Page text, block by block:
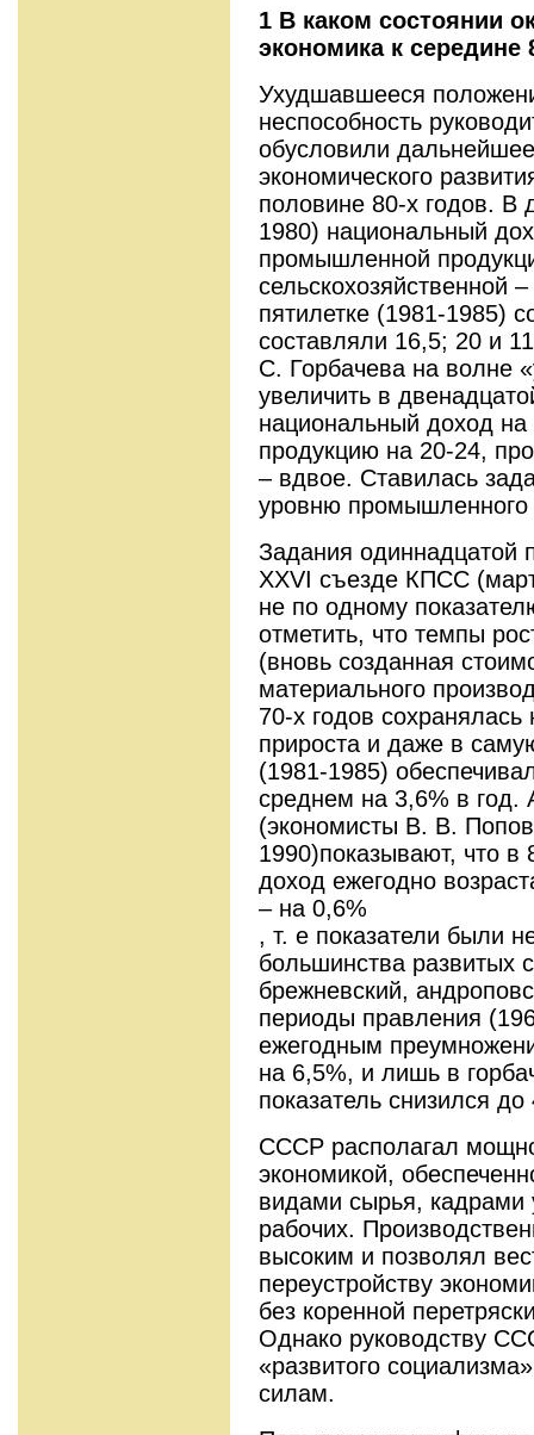
1 В каком состоянии
экономика к середине
Ухудшавшееся
неспособность
обусловили
экономического
половине 80-х годов. В
1980) национальный
промышленной
сельскохозяйственной
пятилетке (1981-1985)
составляли 16,5; 20 и
С. Горбачева на волне
увеличить в
национальный доход
продукцию на 20-24,
– вдвое. Ставилась
уровню промышленного
Задания одиннадцатой
XXVІ съезде КПСС
не по одному
отметить, что темпы
(вновь созданная
материального
70-х годов
прироста и даже в
(1981-1985)
среднем на 3,6% в год.
(экономисты В. В.
1990)показывают, что
доход ежегодно
– на 0,6%
, т. е показатели были
большинства развитых
брежневский,
периоды правления
ежегодным
на 6,5%, и лишь в
показатель снизился
СССР располагал
экономикой,
видами сырья,
рабочих.
высоким и позволял
переустройству
без коренной
Однако руководству
«развитого
силам.